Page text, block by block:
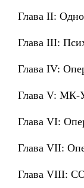
Глава II:
Глава III:
Глава IV:
Глава V: МК-
Глава VI:
Глава VII:
Глава VIII: